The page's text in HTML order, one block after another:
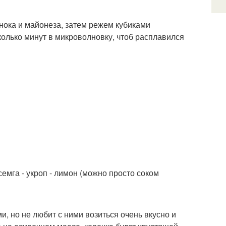
и майонеза, затем режем кубиками
минут в микроволновку, чтоб расплавился
- укроп - лимон (можно просто соком
но не любит с ними возиться очень вкусно и